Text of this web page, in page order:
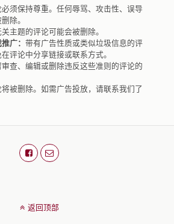
必须保持尊重。任何辱骂、攻击性、误导
除。
主题的评论可能会被删除。
广： 带有广告性质或类似垃圾信息的评
评论中分享链接或联系方式。
查、编辑或删除违反这些准则的评论的
被删除。如需广告投放，请联系我们了
返回顶部